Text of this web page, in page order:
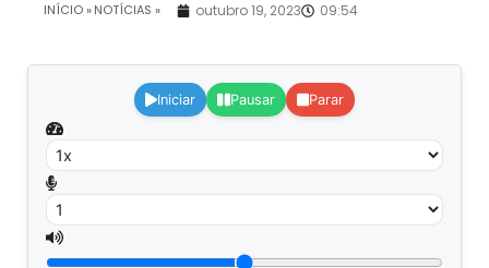
outubro 19, 2023 09:54
INÍCIO »NOTÍCIAS »
Iniciar Pausar Parar